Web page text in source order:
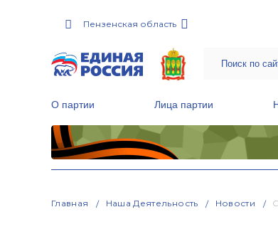
Пензенская область
О партии Лица партии
Главная Наша Деятельность Новости